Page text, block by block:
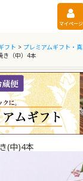
マイページ
フト > プレミアムギフト・
き（中）4本
(中)4本